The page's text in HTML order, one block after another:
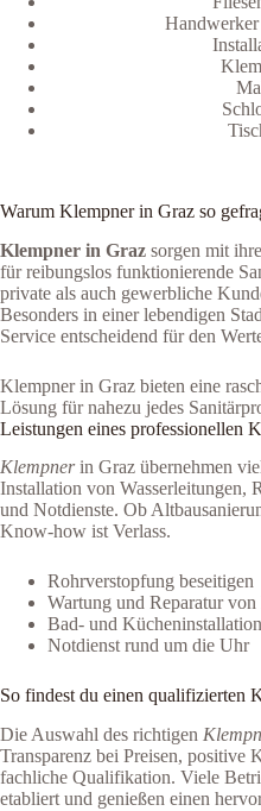
Warum Klempner in Graz so
Klempner in Graz sorgen mit
für reibungslos funktionierende
private als auch gewerbliche
Besonders in einer lebendigen
Service entscheidend für den
Klempner in Graz bieten eine
Lösung für nahezu jedes
Leistungen eines professionellen
Klempnerin Graz übernehmen
Installation von Wasserleitungen,
und Notdienste. Ob
Know-how ist Verlass.
Rohrverstopfung beseitigen
Wartung und Reparatur von
Bad- und Kücheninstallation
Notdienst rund um die Uhr
So findest du einen qualifizierten
Die Auswahl des richtigen
Transparenz bei Preisen, positive
fachliche Qualifikation. Viele
etabliert und genießen einen